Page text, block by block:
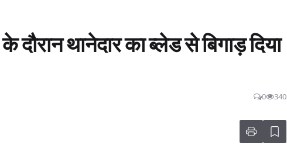
थानेदार का ब्लेड से बिगाड़ दिया
0 340